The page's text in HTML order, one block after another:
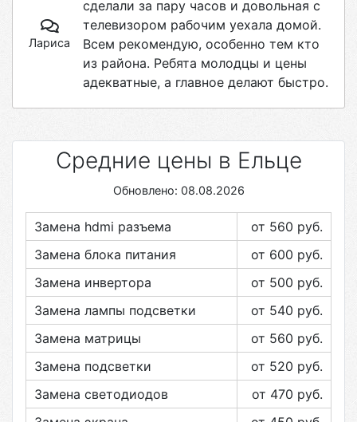
Лариса
сделали за пару часов и довольная с
телевизором рабочим уехала домой.
Всем рекомендую, особенно тем кто
из района. Ребята молодцы и цены
адекватные, а главное делают быстро.
Средние цены в Ельце
Обновлено: 08.08.2026
Замена hdmi разъема от 560 руб.
Замена блока питания
от 600 руб.
Замена инвертора
от 500 руб.
Замена лампы подсветки
от 540 руб.
Замена матрицы
от 560 руб.
Замена подсветки
от 520 руб.
Замена светодиодов
от 470 руб.